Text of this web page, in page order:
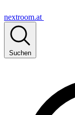
nextroom.at
Suchen